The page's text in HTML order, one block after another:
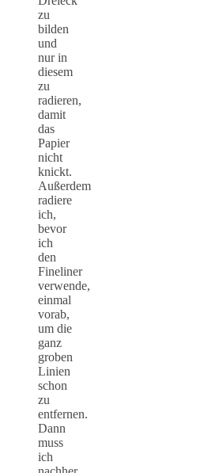
zu
bilden
und
nur in
diesem
zu
radieren,
damit
das
Papier
nicht
knickt.
Außerdem
radiere
ich,
bevor
ich
den
Fineliner
verwende,
einmal
vorab,
um die
ganz
groben
Linien
schon
zu
entfernen.
Dann
muss
ich